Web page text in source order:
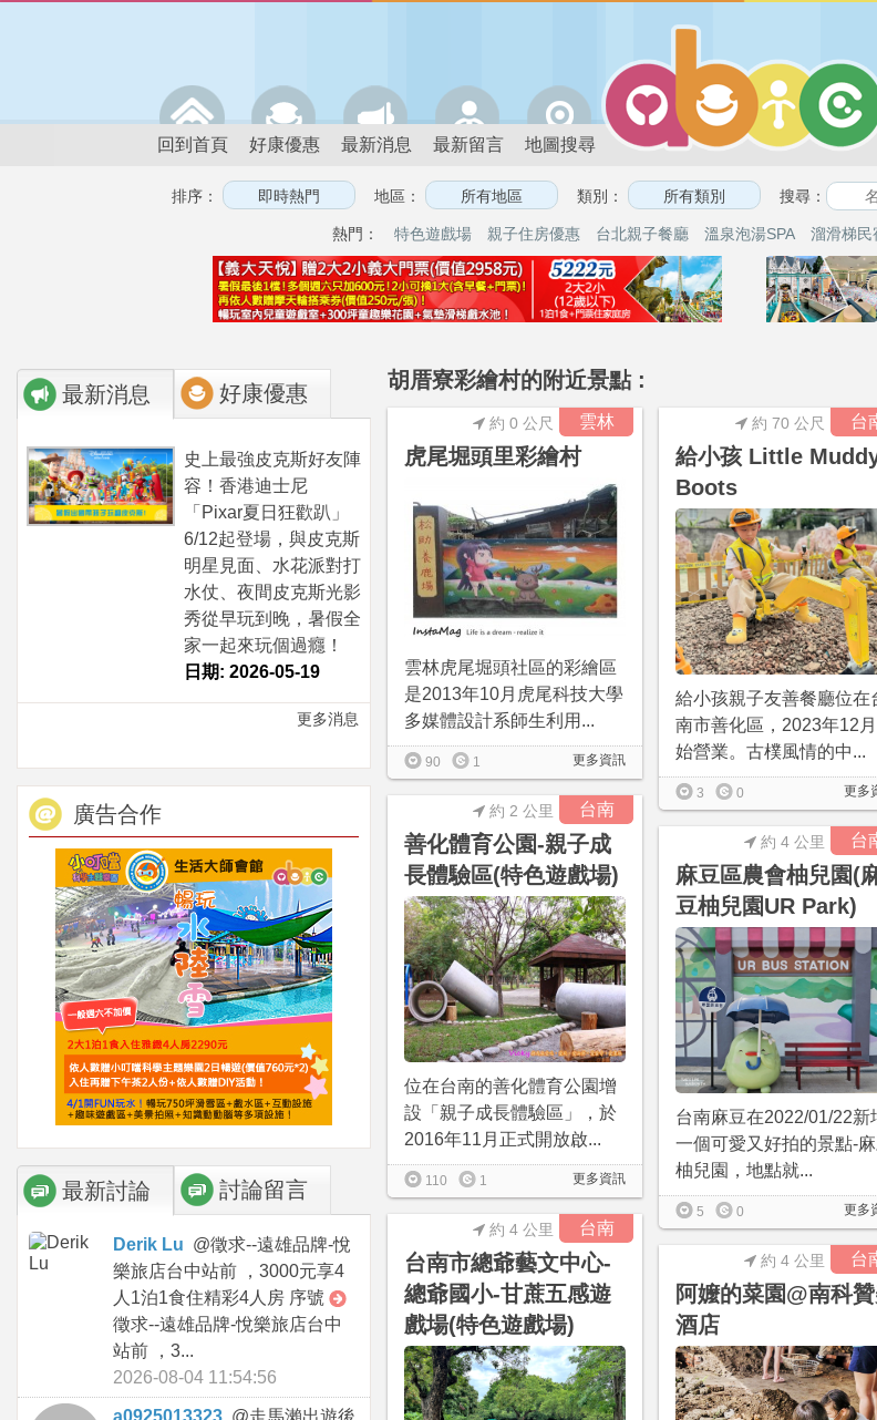
回到首頁 好康優惠 最新消息 最新留言 地圖搜尋
排序： 地區： 類別： 搜尋：
熱門： 特色遊戲場 親子住房優惠 台北親子餐廳 溫泉泡湯SPA 溜滑梯民
最新消息 好康優惠
史上最強皮克斯好友陣
容！香港迪士尼
「Pixar夏日狂歡趴」
6/12起登場，與皮克斯
明星見面、水花派對打
水仗、夜間皮克斯光影
秀從早玩到晚，暑假全
家一起來玩個過癮！
日期: 2026-05-19
更多消息
廣告合作
最新討論 討論留言
Derik Lu @徵求--遠雄品牌-悅
樂旅店台中站前 ，3000元享4
人1泊1食住精彩4人房 序號
徵求--遠雄品牌-悅樂旅店台中
站前 ，3...
2026-08-04 11:54:56
a0925013323 @走馬瀨出遊後
胡厝寮彩繪村的附近景點 :
雲林
約 0 公尺
虎尾堀頭里彩繪村
雲林虎尾堀頭社區的彩繪區
是2013年10月虎尾科技大學
多媒體設計系師生利用...
更多資訊
90 1
台
約 70 公尺
給小孩 Little
Boots
給小孩親子友善餐廳位在
南市善化區，2023年12
始營業。古樸風情的中...
更多
3 0
台南
約 2 公里
善化體育公園-親子成
長體驗區(特色遊戲場)
位在台南的善化體育公園增
設「親子成長體驗區」，於
2016年11月正式開放啟...
更多資訊
110 1
台
約 4 公里
麻豆區農會柚兒園(
豆柚兒園UR Park)
台南麻豆在2022/01/22新
一個可愛又好拍的景點-麻
柚兒園，地點就...
更多
5 0
台南
約 4 公里
台南市總爺藝文中心-
總爺國小-甘蔗五感遊
戲場(特色遊戲場)
台
約 4 公里
阿嬤的菜園@南科
酒店